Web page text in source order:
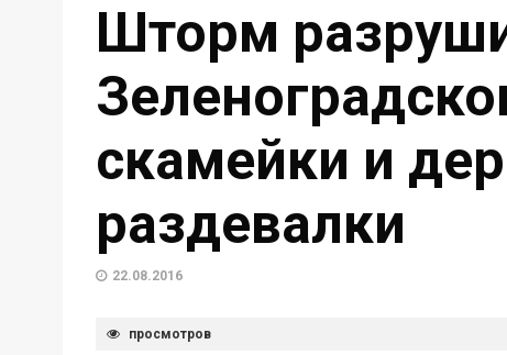
Шторм
скамейки и
раздевалки
22.08.2016
просмотров